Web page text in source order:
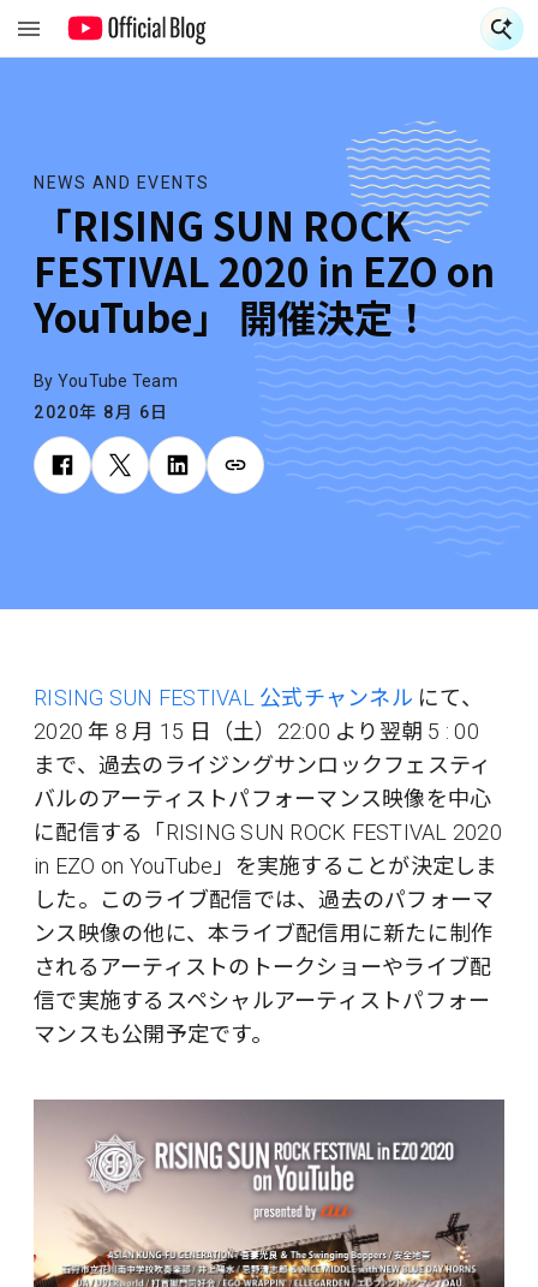
NEWS AND EVENTS
「RISING SUN ROCK
FESTIVAL 2020 in EZO on
YouTube」 開催決定！
By YouTube Team
2020年 8月 6日
RISING SUN FESTIVAL 公式チャンネル にて、
2020 年 8 月 15 日（土）22:00 より翌朝 5 : 00
まで、過去のライジングサンロックフェスティ
バルのアーティストパフォーマンス映像を中心
に配信する「RISING SUN ROCK FESTIVAL 2020
in EZO on YouTube」を実施することが決定しま
した。このライブ配信では、過去のパフォーマ
ンス映像の他に、本ライブ配信用に新たに制作
されるアーティストのトークショーやライブ配
信で実施するスペシャルアーティストパフォー
マンスも公開予定です。